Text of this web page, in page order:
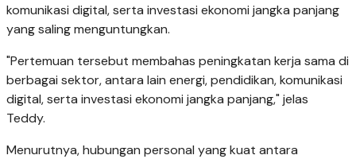
komunikasi digital, serta investasi ekonomi jangka panjang
yang saling menguntungkan.
"Pertemuan tersebut membahas peningkatan kerja sama di
berbagai sektor, antara lain energi, pendidikan, komunikasi
digital, serta investasi ekonomi jangka panjang," jelas
Teddy.
Menurutnya, hubungan personal yang kuat antara